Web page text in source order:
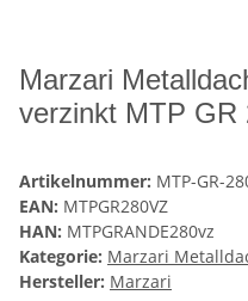
Marzari
verzinkt MTP GR
Artikelnummer: MTP-GR-
EAN: MTPGR280VZ
HAN: MTPGRANDE280vz
Kategorie: Marzari
Hersteller: Marzari